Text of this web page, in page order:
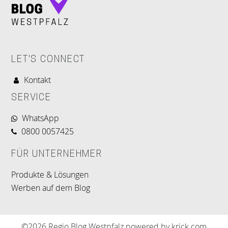
LET'S CONNECT
Kontakt
SERVICE
WhatsApp
0800 0057425
FÜR UNTERNEHMER
Produkte & Lösungen
Werben auf dem Blog